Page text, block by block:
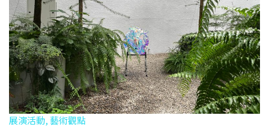
展演活動, 藝術觀點